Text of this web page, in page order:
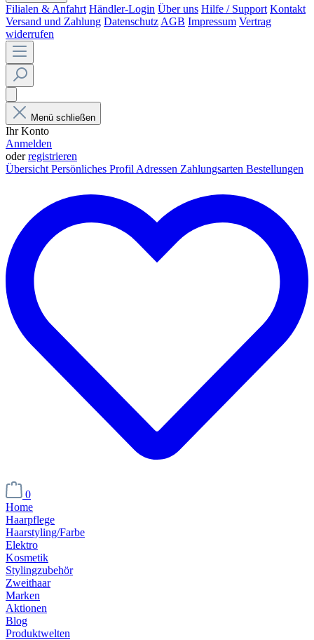
Filialen & Anfahrt Händler-Login Über uns Hilfe / Support Kontakt
Versand und Zahlung Datenschutz AGB Impressum Vertrag
widerrufen
Menü schließen
Ihr Konto
Anmelden
oderregistrieren
Übersicht Persönliches Profil Adressen Zahlungsarten Bestellungen
0
Home
Haarpflege
Haarstyling/Farbe
Elektro
Kosmetik
Stylingzubehör
Zweithaar
Marken
Aktionen
Blog
Produktwelten